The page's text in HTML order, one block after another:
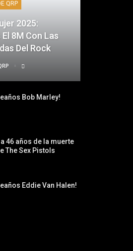
QRP
2025:
8M Con Las
Del Rock
Bob Marley!
46 años de la muerte
The Sex Pistols
Eddie Van Halen!